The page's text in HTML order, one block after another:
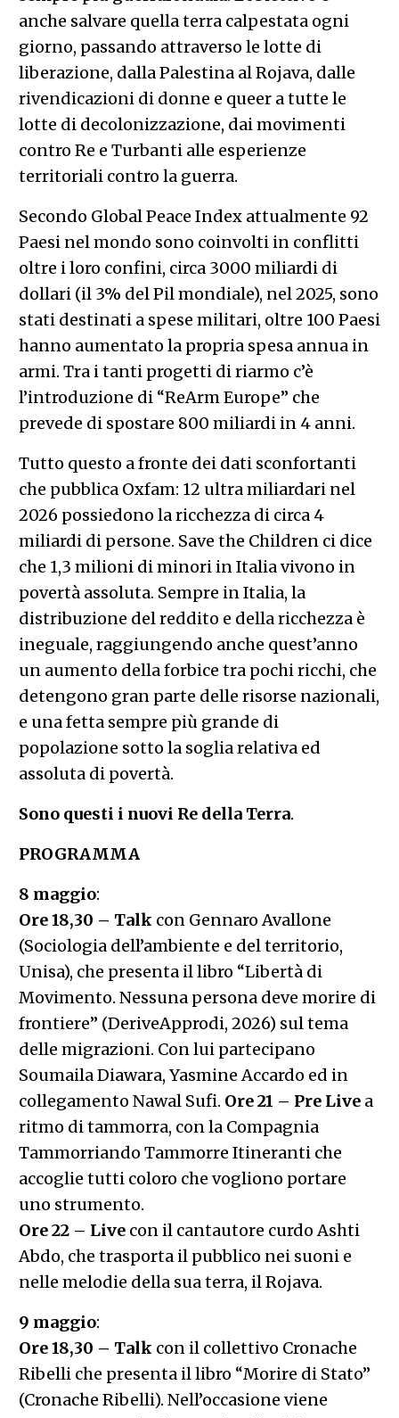
anche salvare quella terra calpestata ogni
giorno, passando attraverso le lotte di
liberazione, dalla Palestina al Rojava, dalle
rivendicazioni di donne e queer a tutte le
lotte di decolonizzazione, dai movimenti
contro Re e Turbanti alle esperienze
territoriali contro la guerra.
Secondo Global Peace Index attualmente 92
Paesi nel mondo sono coinvolti in conflitti
oltre i loro confini, circa 3000 miliardi di
dollari (il 3% del Pil mondiale), nel 2025, sono
stati destinati a spese militari, oltre 100 Paesi
hanno aumentato la propria spesa annua in
armi. Tra i tanti progetti di riarmo c’è
l’introduzione di “ReArm Europe” che
prevede di spostare 800 miliardi in 4 anni.
Tutto questo a fronte dei dati sconfortanti
che pubblica Oxfam: 12 ultra miliardari nel
2026 possiedono la ricchezza di circa 4
miliardi di persone. Save the Children ci dice
che 1,3 milioni di minori in Italia vivono in
povertà assoluta. Sempre in Italia, la
distribuzione del reddito e della ricchezza è
ineguale, raggiungendo anche quest’anno
un aumento della forbice tra pochi ricchi, che
detengono gran parte delle risorse nazionali,
e una fetta sempre più grande di
popolazione sotto la soglia relativa ed
assoluta di povertà.
Sono questi i nuovi Re della Terra.
PROGRAMMA
8 maggio:
Ore 18,30 – Talk con Gennaro Avallone
(Sociologia dell’ambiente e del territorio,
Unisa), che presenta il libro “Libertà di
Movimento. Nessuna persona deve morire di
frontiere” (DeriveApprodi, 2026) sul tema
delle migrazioni. Con lui partecipano
Soumaila Diawara, Yasmine Accardo ed in
collegamento Nawal Sufi. Ore 21 – Pre Livea
ritmo di tammorra, con la Compagnia
Tammorriando Tammorre Itineranti che
accoglie tutti coloro che vogliono portare
uno strumento.
Ore 22 – Livecon il cantautore curdo Ashti
Abdo, che trasporta il pubblico nei suoni e
nelle melodie della sua terra, il Rojava.
9 maggio:
Ore 18,30 – Talk con il collettivo Cronache
Ribelli che presenta il libro “Morire di Stato”
(Cronache Ribelli). Nell’occasione viene